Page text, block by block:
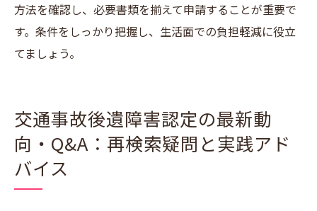
方法を確認し、必要書類を揃えて申請することが重要で
す。条件をしっかり把握し、生活面での負担軽減に役立
てましょう。
交通事故後遺障害認定の最新動
向・Q&A：再検索疑問と実践アド
バイス